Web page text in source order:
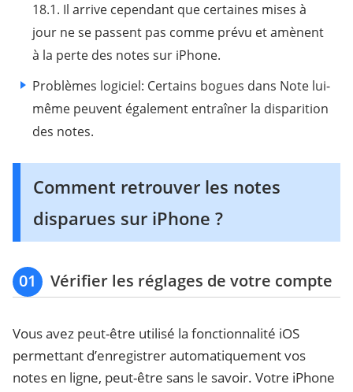
18.1. Il arrive cependant que certaines mises à
jour ne se passent pas comme prévu et amènent
à la perte des notes sur iPhone.
Problèmes logiciel: Certains bogues dans Note lui-
même peuvent également entraîner la disparition
des notes.
Comment retrouver les notes
disparues sur iPhone ?
01 Vérifier les réglages de votre compte
Vous avez peut-être utilisé la fonctionnalité iOS
permettant d’enregistrer automatiquement vos
notes en ligne, peut-être sans le savoir. Votre iPhone